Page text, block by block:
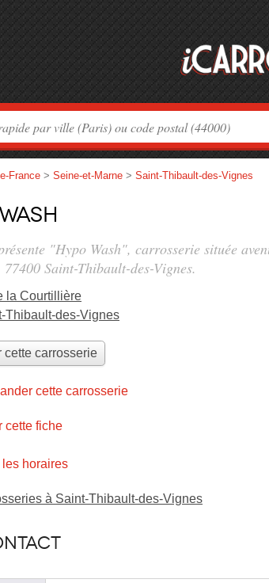
France > Seine-et-Marne > Saint-Thibault-des-Vignes
"Hypo Wash", carrosserie située
77400 Saint-Thibault-des-Vignes.
la Courtillière
Thibault-des-Vignes
cette carrosserie
cette carrosserie
cette fiche
horaires
à Saint-Thibault-des-Vignes